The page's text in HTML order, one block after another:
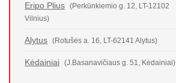
Eripo Plius
(Perkūnkiemio g. 12, LT-12102
Vilnius)
Alytus (Rotušės a. 16, LT-62141 Alytus)
Kėdainiai (J.Basanavičiaus g. 51, Kėdainiai)